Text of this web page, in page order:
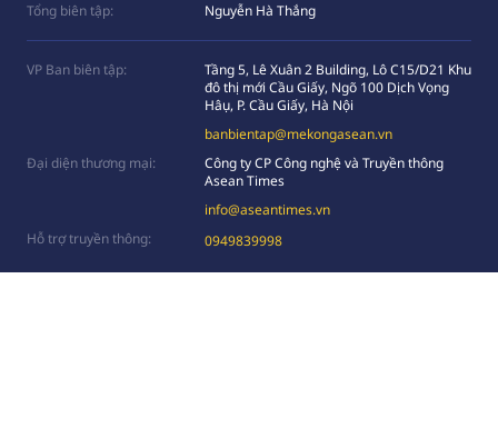
Tổng biên tập:
Nguyễn Hà Thắng
VP Ban biên tập:
Tầng 5, Lê Xuân 2 Building, Lô C15/D21 Khu
đô thị mới Cầu Giấy, Ngõ 100 Dịch Vọng
Hâụ, P. Cầu Giấy, Hà Nội
banbientap@mekongasean.vn
Đại diện thương mại:
Công ty CP Công nghệ và Truyền thông
Asean Times
info@aseantimes.vn
Hỗ trợ truyền thông:
0949839998